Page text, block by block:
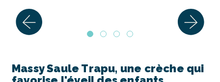
Massy Saule Trapu, une crèche qui